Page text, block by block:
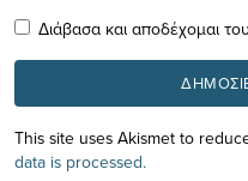
Διάβασα και αποδέχομαι
This site uses Akismet to
data is processed.